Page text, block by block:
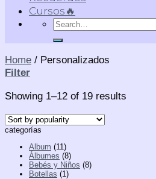
Cursos🔥
Search
for:
Home / Personalizados
Filter
Showing 1–12 of 19 results
categorías
Album (11)
Álbumes (8)
Bebés y Niños (8)
Botellas (1)